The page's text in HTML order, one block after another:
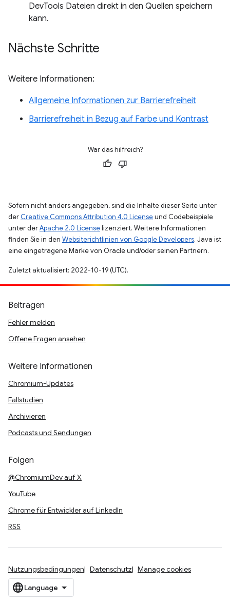
DevTools Dateien direkt in den Quellen speichern
kann.
Nächste Schritte
Weitere Informationen:
Allgemeine Informationen zur Barrierefreiheit
Barrierefreiheit in Bezug auf Farbe und Kontrast
War das hilfreich?
Sofern nicht anders angegeben, sind die Inhalte dieser Seite unter
der Creative Commons Attribution 4.0 Licenseund Codebeispiele
unter derApache 2.0 Licenselizenziert. Weitere Informationen
finden Sie in den Websiterichtlinien von Google Developers. Java ist
eine eingetragene Marke von Oracle und/oder seinen Partnern.
Zuletzt aktualisiert: 2022-10-19 (UTC).
Beitragen
Fehler melden
Offene Fragen ansehen
Weitere Informationen
Chromium-Updates
Fallstudien
Archivieren
Podcasts und Sendungen
Folgen
@ChromiumDev auf X
YouTube
Chrome für Entwickler auf LinkedIn
RSS
Nutzungsbedingungen Datenschutz Manage cookies